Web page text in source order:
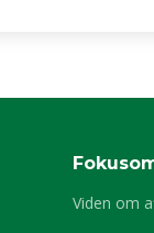
Viden om